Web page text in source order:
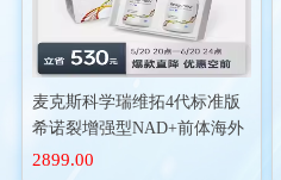
麦克斯科学瑞维拓4代标准版
希诺裂增强型NAD+前体海外
进口
2899.00